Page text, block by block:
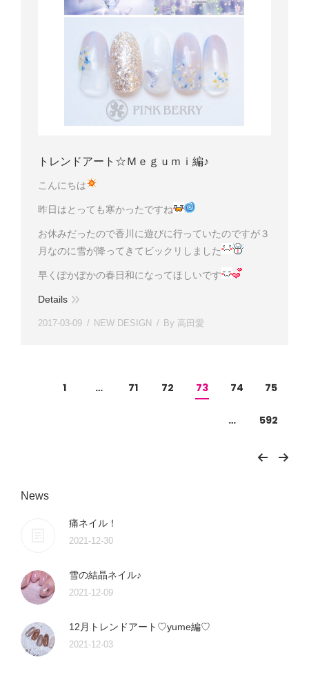
トレンドアート☆Ｍｅｇｕｍｉ編♪
こんにちは
昨日はとっても寒かったですね
お休みだったので香川に遊びに行っていたのですが３
月なのに雪が降ってきてビックリしました
早くぽかぽかの春日和になってほしいです
Details
2017-03-09 NEW DESIGN By 高田愛
1 … 71 72 73 74 75
… 592
News
痛ネイル！
2021-12-30
雪の結晶ネイル♪
2021-12-09
12月トレンドアート♡yume編♡
2021-12-03